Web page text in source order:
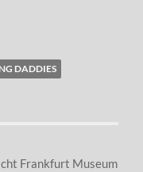
DADDIES
Frankfurt Museum